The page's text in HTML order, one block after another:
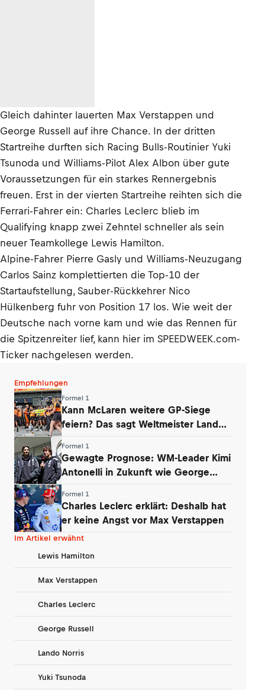
Gleich dahinter lauerten Max Verstappen und
George Russell auf ihre Chance. In der dritten
Startreihe durften sich Racing Bulls-Routinier Yuki
Tsunoda und Williams-Pilot Alex Albon über gute
Voraussetzungen für ein starkes Rennergebnis
freuen. Erst in der vierten Startreihe reihten sich die
Ferrari-Fahrer ein: Charles Leclerc blieb im
Qualifying knapp zwei Zehntel schneller als sein
neuer Teamkollege Lewis Hamilton.
Alpine-Fahrer Pierre Gasly und Williams-Neuzugang
Carlos Sainz komplettierten die Top-10 der
Startaufstellung, Sauber-Rückkehrer Nico
Hülkenberg fuhr von Position 17 los. Wie weit der
Deutsche nach vorne kam und wie das Rennen für
die Spitzenreiter lief, kann hier im SPEEDWEEK.com-
Ticker nachgelesen werden.
Empfehlungen
Formel 1
Kann McLaren weitere GP-Siege
feiern? Das sagt Weltmeister Lando
Formel 1
Gewagte Prognose: WM-Leader Kimi
Antonelli in Zukunft wie George
Formel 1
Charles Leclerc erklärt: Deshalb hat
er keine Angst vor Max Verstappen
Im Artikel erwähnt
Lewis Hamilton
Max Verstappen
Charles Leclerc
George Russell
Lando Norris
Yuki Tsunoda